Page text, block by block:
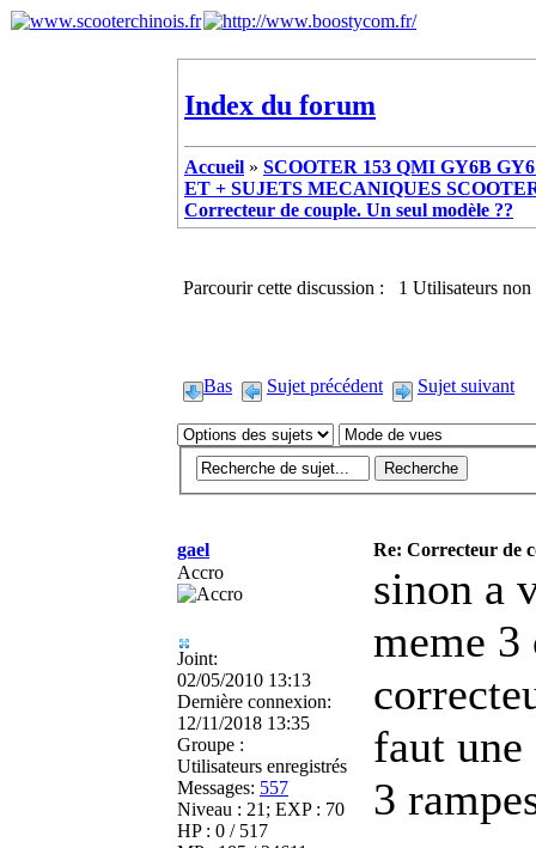
Index du forum
Accueil » SCOOTER 153 QMI GY6B
ET + SUJETS MECANIQUES
Correcteur de couple. Un seul modèle ??
Parcourir cette discussion : 1 Utilisateurs non
Bas Sujet précédent Sujet suivant
gael
Re: Correcteur de
Accro
Joint:
02/05/2010 13:13
Dernière connexion:
12/11/2018 13:35
Groupe :
Utilisateurs enregistrés
Messages: 557
Niveau : 21; EXP : 70
HP : 0 / 517
sinon a
meme 3
faut
3